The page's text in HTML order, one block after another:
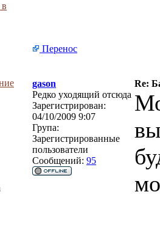
Перенос
gason
Re:
Редко уходящий отсюда
Зарегистрирован:
04/10/2009 9:07
Група:
Зарегистрированные
пользователи
Сообщений: 95